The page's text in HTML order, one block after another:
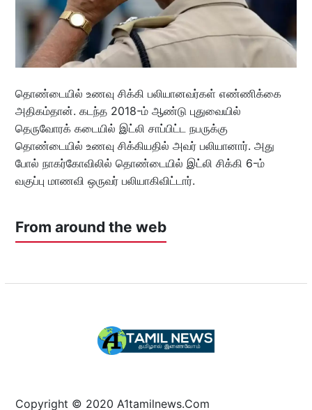
தொண்டையில் உணவு சிக்கி பலியானவர்கள் எண்ணிக்கை
அதிகம்தான். கடந்த 2018-ம் ஆண்டு புதுவையில்
தெருவோரக் கடையில் இட்லி சாப்பிட்ட நபருக்கு
தொண்டையில் உணவு சிக்கியதில் அவர் பலியானார். அது
போல் நாகர்கோவிலில் தொண்டையில் இட்லி சிக்கி 6-ம்
வகுப்பு மாணவி ஒருவர் பலியாகிவிட்டார்.
From around the web
Copyright © 2020 A1tamilnews.Com